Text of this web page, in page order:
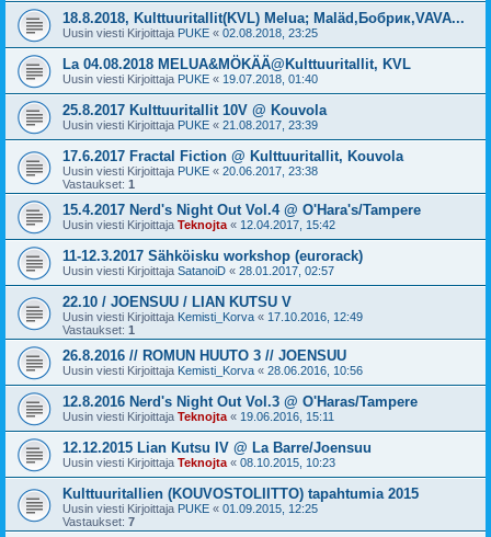
18.8.2018, Kulttuuritallit(KVL) Melua; Maläd,Бобрик,VAVA...
Uusin viesti Kirjoittaja PUKE « 02.08.2018, 23:25
La 04.08.2018 MELUA&MÖKÄÄ@Kulttuuritallit, KVL
Uusin viesti Kirjoittaja PUKE « 19.07.2018, 01:40
25.8.2017 Kulttuuritallit 10V @ Kouvola
Uusin viesti Kirjoittaja PUKE « 21.08.2017, 23:39
17.6.2017 Fractal Fiction @ Kulttuuritallit, Kouvola
Uusin viesti Kirjoittaja PUKE « 20.06.2017, 23:38
Vastaukset: 1
15.4.2017 Nerd's Night Out Vol.4 @ O'Hara's/Tampere
Uusin viesti Kirjoittaja Teknojta « 12.04.2017, 15:42
11-12.3.2017 Sähköisku workshop (eurorack)
Uusin viesti Kirjoittaja SatanoiD « 28.01.2017, 02:57
22.10 / JOENSUU / LIAN KUTSU V
Uusin viesti Kirjoittaja Kemisti_Korva « 17.10.2016, 12:49
Vastaukset: 1
26.8.2016 // ROMUN HUUTO 3 // JOENSUU
Uusin viesti Kirjoittaja Kemisti_Korva « 28.06.2016, 10:56
12.8.2016 Nerd's Night Out Vol.3 @ O'Haras/Tampere
Uusin viesti Kirjoittaja Teknojta « 19.06.2016, 15:11
12.12.2015 Lian Kutsu IV @ La Barre/Joensuu
Uusin viesti Kirjoittaja Teknojta « 08.10.2015, 10:23
Kulttuuritallien (KOUVOSTOLIITTO) tapahtumia 2015
Uusin viesti Kirjoittaja PUKE « 01.09.2015, 12:25
Vastaukset: 7